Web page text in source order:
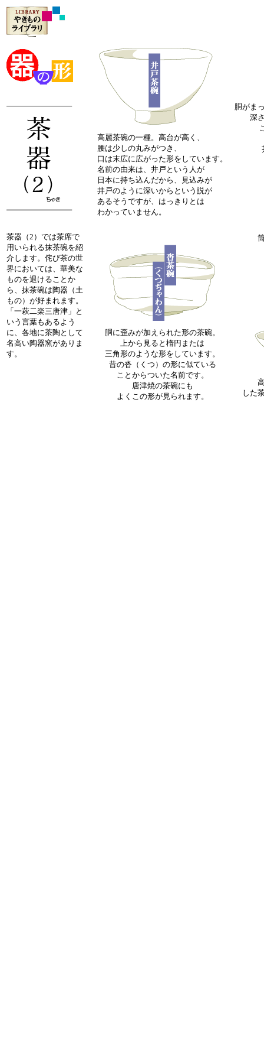
茶器（2）では茶席で
用いられる抹茶碗を紹
介します。侘び茶の世
界においては、華美な
ものを退けることか
ら、抹茶碗は陶器（土
もの）が好まれます。
「一萩二楽三唐津」と
いう言葉もあるよう
に、各地に茶陶として
名高い陶器窯がありま
す。
高麗茶碗の一種。高台が高く、
腰は少しの丸みがつき、
口は末広に広がった形をしています。
名前の由来は、井戸という人が
日本に持ち込んだから、見込みが
井戸のように深いからという説が
あるそうですが、はっきりとは
わかっていません。
胴に歪みが加えられた形の茶碗。
上から見ると楕円または
三角形のような形をしています。
昔の沓（くつ）の形に似ている
ことからついた名前です。
唐津焼の茶碗にも
よくこの形が見られます。
胴がま
深
した